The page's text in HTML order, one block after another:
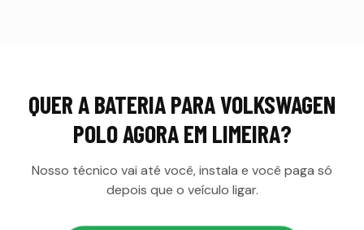
QUER ABATERIA PARA VOLKSWAGEN
POLOAGORA EM LIMEIRA?
Nosso técnico vai até você, instala e você paga só
depois que o veículo ligar.